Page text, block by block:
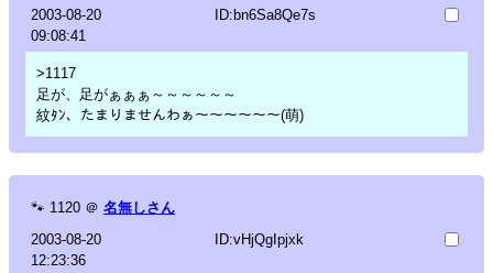
2003-08-20
09:08:41
ID:bn6Sa8Qe7s
>1117
足が、足がぁぁぁ～～～～～～
紋ﾀﾝ、たまりませんわぁ～～～～～～(萌)
🐾 1120 ＠ 名無しさん
2003-08-20
12:23:36
ID:vHjQgIpjxk